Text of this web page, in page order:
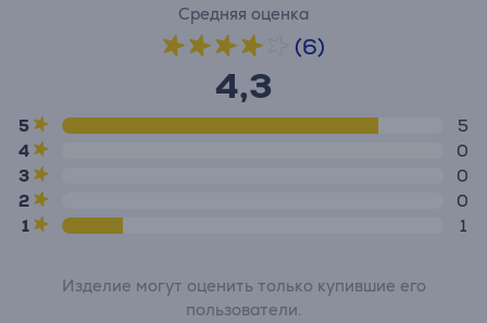
Средняя оценка
(6)
4,3
5
5
4
0
3
0
2
0
1
1
Изделие могут оценить только купившие его
пользователи.